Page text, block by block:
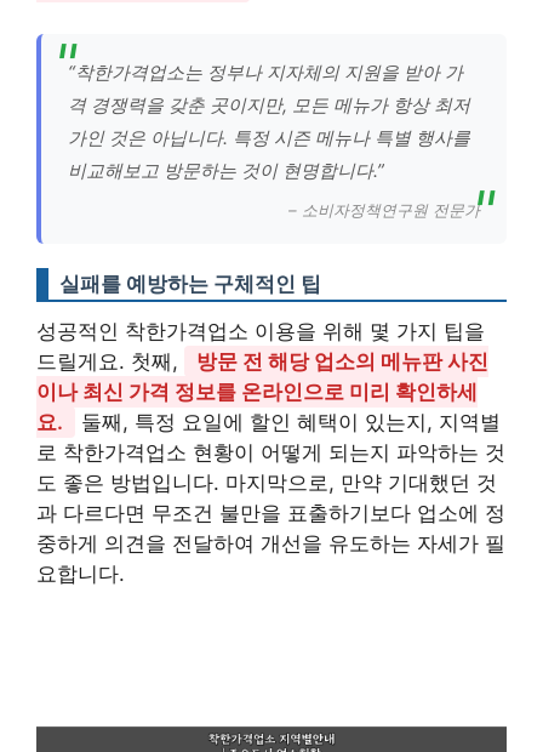
“착한가격업소는 정부나 지자체의 지원을 받아 가
격 경쟁력을 갖춘 곳이지만, 모든 메뉴가 항상 최저
가인 것은 아닙니다. 특정 시즌 메뉴나 특별 행사를
비교해보고 방문하는 것이 현명합니다.”
– 소비자정책연구원 전문가
실패를 예방하는 구체적인 팁
성공적인 착한가격업소 이용을 위해 몇 가지 팁을
드릴게요. 첫째,
방문 전 해당 업소의 메뉴판 사진
이나 최신 가격 정보를 온라인으로 미리 확인하세
요.
둘째, 특정 요일에 할인 혜택이 있는지, 지역별
로 착한가격업소 현황이 어떻게 되는지 파악하는 것
도 좋은 방법입니다. 마지막으로, 만약 기대했던 것
과 다르다면 무조건 불만을 표출하기보다 업소에 정
중하게 의견을 전달하여 개선을 유도하는 자세가 필
요합니다.